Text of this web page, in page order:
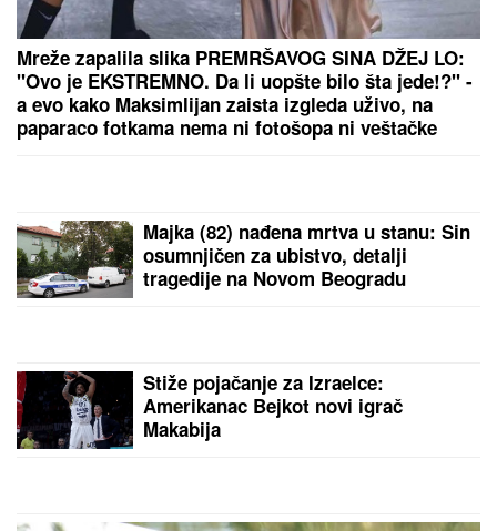
PORODILA SE ZVEZDA GRANDAPlavokosa
pevačica donela na svet sina, roditelji dali ime sa
MOĆNIM ZNAČENJEM
(FOTO) "AKO JE DETE PAMETNO,
ZNA SE NA KOGA JE - NA TETKU"